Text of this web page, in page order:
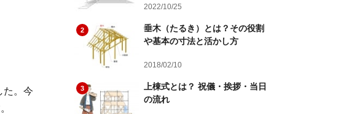
た。今
2022/10/25
2
垂木（たるき）とは？その役割
や基本の寸法と活かし方
2018/02/10
3
上棟式とは？ 祝儀・挨拶・当日
の流れ